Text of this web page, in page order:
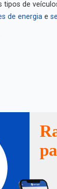
tipos de
de energia e